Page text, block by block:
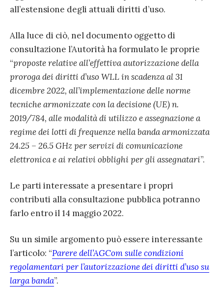
all’estensione degli attuali diritti d’uso.
Alla luce di ciò, nel documento oggetto di
consultazione l’Autorità ha formulato le proprie
“proposte relative all’effettiva autorizzazione della
proroga dei diritti d’uso WLL in scadenza al 31
dicembre 2022, all’implementazione delle norme
tecniche armonizzate con la decisione (UE) n.
2019/784, alle modalità di utilizzo e assegnazione a
regime dei lotti di frequenze nella banda armonizzata
24.25 – 26.5 GHz per servizi di comunicazione
elettronica e ai relativi obblighi per gli assegnatari”.
Le parti interessate a presentare i propri
contributi alla consultazione pubblica potranno
farlo entro il 14 maggio 2022.
Su un simile argomento può essere interessante
l’articolo: “Parere dell’AGCom sulle condizioni
regolamentari per l’autorizzazione dei diritti d’uso su
larga banda”.